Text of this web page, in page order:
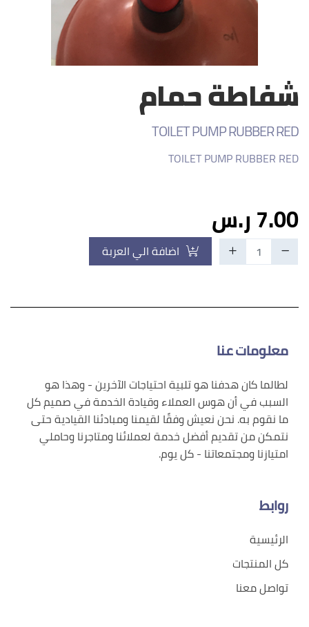
شفاطة حمام
TOILET PUMP RUBBER RED
TOILET PUMP RUBBER RED
7.00 ر.س
اضافة الي العربة
معلومات عنا
لطالما كان هدفنا هو تلبية احتياجات الآخرين - وهذا هو
السبب في أن هوس العملاء وقيادة الخدمة في صميم كل
ما نقوم به. نحن نعيش وفقًا لقيمنا ومبادئنا القيادية حتى
نتمكن من تقديم أفضل خدمة لعملائنا ومتاجرنا وحاملي
امتيازنا ومجتمعاتنا - كل يوم.
روابط
الرئيسية
كل المنتجات
تواصل معنا